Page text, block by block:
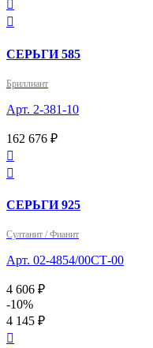


СЕРЬГИ 585
Бриллиант
Арт. 2-381-10
162 676 ₽


СЕРЬГИ 925
Султанит / Фианит
Арт. 02-4854/00СТ-00
4 606 ₽
-10%
4 145 ₽
